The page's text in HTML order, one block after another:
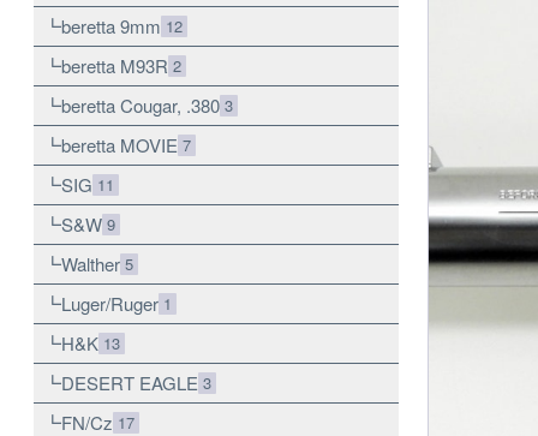
beretta 9mm 12
beretta M93R 2
beretta Cougar, .380 3
beretta MOVIE 7
SIG 11
S&W 9
Walther 5
Luger/Ruger 1
H&K 13
DESERT EAGLE 3
FN/Cz 17